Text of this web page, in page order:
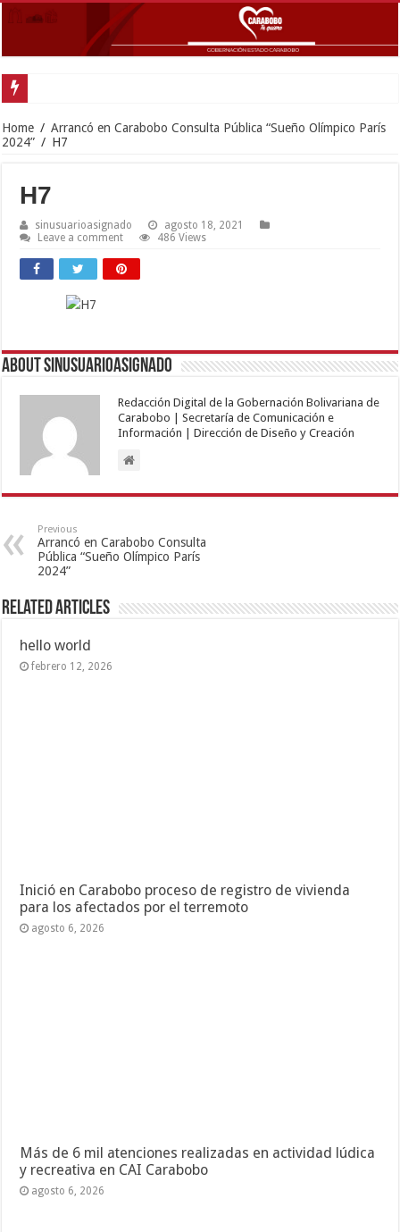
Home / Arrancó en Carabobo Consulta Pública “Sueño Olímpico París
2024” / H7
H7
sinusuarioasignado
agosto 18, 2021
Leave a comment
486 Views
About sinusuarioasignado
Redacción Digital de la Gobernación Bolivariana de
Carabobo | Secretaría de Comunicación e
Información | Dirección de Diseño y Creación
Previous
Arrancó en Carabobo Consulta
Pública “Sueño Olímpico París
2024”
Related Articles
hello world
febrero 12, 2026
Inició en Carabobo proceso de registro de vivienda
para los afectados por el terremoto
agosto 6, 2026
Más de 6 mil atenciones realizadas en actividad lúdica
y recreativa en CAI Carabobo
agosto 6, 2026